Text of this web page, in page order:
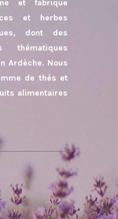
et fabrique
et herbes
dont des
thématiques
Ardèche. Nous
de thés et
alimentaires